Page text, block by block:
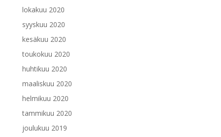
lokakuu 2020
syyskuu 2020
kesäkuu 2020
toukokuu 2020
huhtikuu 2020
maaliskuu 2020
helmikuu 2020
tammikuu 2020
joulukuu 2019